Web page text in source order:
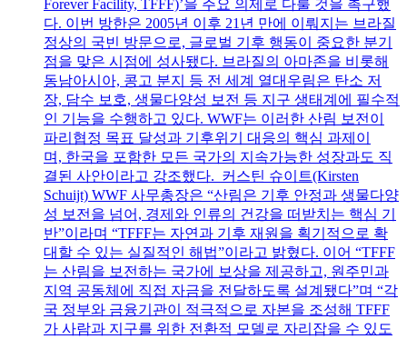
Forever Facility, TFFF)’을 주요 의제로 다룰 것을 촉구했
다. 이번 방한은 2005년 이후 21년 만에 이뤄지는 브라질
정상의 국빈 방문으로, 글로벌 기후 행동이 중요한 분기
점을 맞은 시점에 성사됐다. 브라질의 아마존을 비롯해
동남아시아, 콩고 분지 등 전 세계 열대우림은 탄소 저
장, 담수 보호, 생물다양성 보전 등 지구 생태계에 필수적
인 기능을 수행하고 있다. WWF는 이러한 산림 보전이
파리협정 목표 달성과 기후위기 대응의 핵심 과제이
며, 한국을 포함한 모든 국가의 지속가능한 성장과도 직
결된 사안이라고 강조했다. 커스틴 슈이트(Kirsten
Schuijt) WWF 사무총장은 “산림은 기후 안정과 생물다양
성 보전을 넘어, 경제와 인류의 건강을 떠받치는 핵심 기
반”이라며 “TFFF는 자연과 기후 재원을 획기적으로 확
대할 수 있는 실질적인 해법”이라고 밝혔다. 이어 “TFFF
는 산림을 보전하는 국가에 보상을 제공하고, 원주민과
지역 공동체에 직접 자금을 전달하도록 설계됐다”며 “각
국 정부와 금융기관이 적극적으로 자본을 조성해 TFFF
가 사람과 지구를 위한 전환적 모델로 자리잡을 수 있도